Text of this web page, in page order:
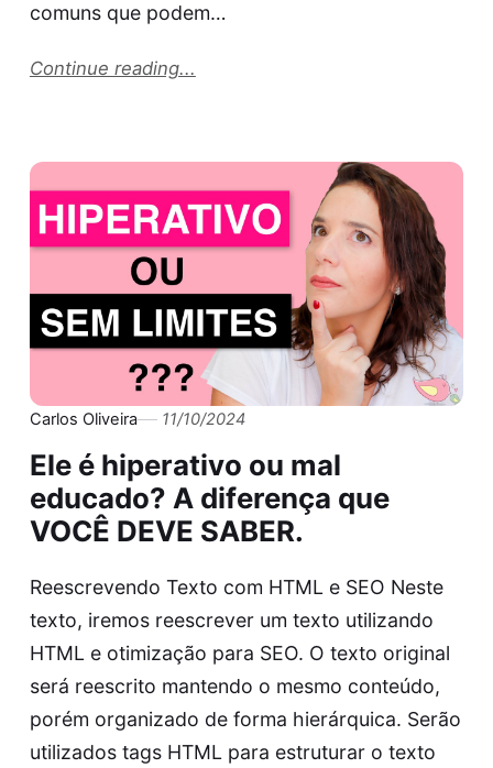
comuns que podem…
Continue reading...
Carlos Oliveira 11/10/2024
Ele é hiperativo ou mal
educado? A diferença que
VOCÊ DEVE SABER.
Reescrevendo Texto com HTML e SEO Neste
texto, iremos reescrever um texto utilizando
HTML e otimização para SEO. O texto original
será reescrito mantendo o mesmo conteúdo,
porém organizado de forma hierárquica. Serão
utilizados tags HTML para estruturar o texto